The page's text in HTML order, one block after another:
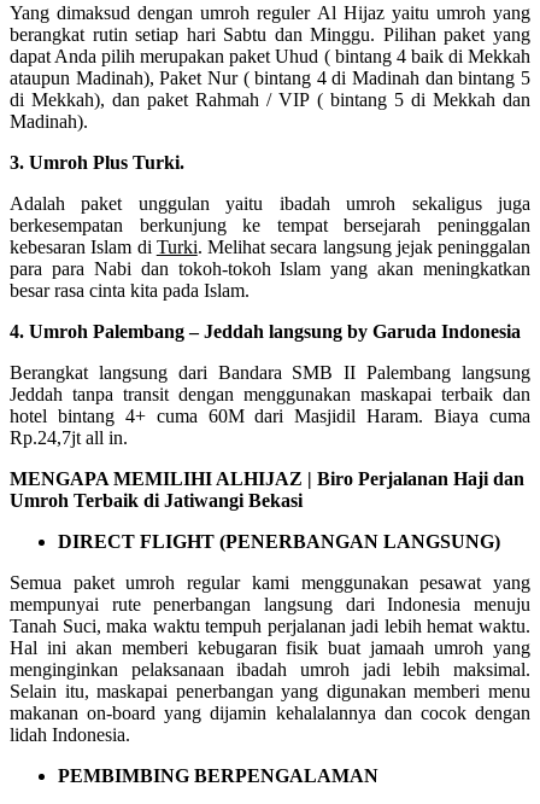
Yang dimaksud dengan umroh reguler Al Hijaz yaitu umroh yang
berangkat rutin setiap hari Sabtu dan Minggu. Pilihan paket yang
dapat Anda pilih merupakan paket Uhud ( bintang 4 baik di Mekkah
ataupun Madinah), Paket Nur ( bintang 4 di Madinah dan bintang 5
di Mekkah), dan paket Rahmah / VIP ( bintang 5 di Mekkah dan
Madinah).
3. Umroh Plus Turki.
Adalah paket unggulan yaitu ibadah umroh sekaligus juga
berkesempatan berkunjung ke tempat bersejarah peninggalan
kebesaran Islam di Turki. Melihat secara langsung jejak peninggalan
para para Nabi dan tokoh-tokoh Islam yang akan meningkatkan
besar rasa cinta kita pada Islam.
4. Umroh Palembang – Jeddah langsung by Garuda Indonesia
Berangkat langsung dari Bandara SMB II Palembang langsung
Jeddah tanpa transit dengan menggunakan maskapai terbaik dan
hotel bintang 4+ cuma 60M dari Masjidil Haram. Biaya cuma
Rp.24,7jt all in.
MENGAPA MEMILIHI ALHIJAZ | Biro Perjalanan Haji dan
Umroh Terbaik di Jatiwangi Bekasi
DIRECT FLIGHT (PENERBANGAN LANGSUNG)
Semua paket umroh regular kami menggunakan pesawat yang
mempunyai rute penerbangan langsung dari Indonesia menuju
Tanah Suci, maka waktu tempuh perjalanan jadi lebih hemat waktu.
Hal ini akan memberi kebugaran fisik buat jamaah umroh yang
menginginkan pelaksanaan ibadah umroh jadi lebih maksimal.
Selain itu, maskapai penerbangan yang digunakan memberi menu
makanan on-board yang dijamin kehalalannya dan cocok dengan
lidah Indonesia.
PEMBIMBING BERPENGALAMAN